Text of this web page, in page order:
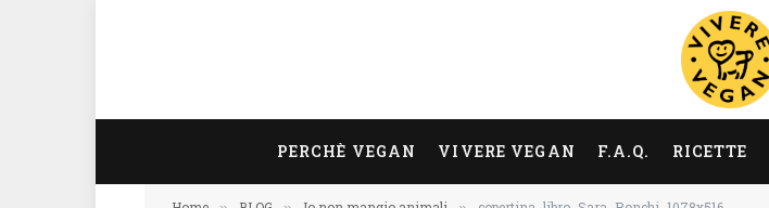
PERCHÈ VEGAN VIVERE VEGAN F.A.Q. RICETTE